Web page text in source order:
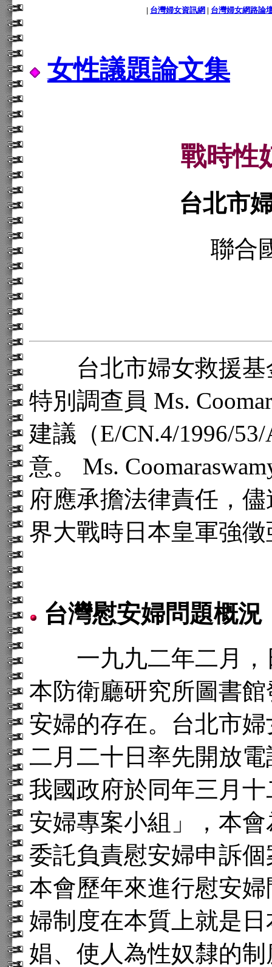
| 台灣婦女資訊網 | 台灣婦女網路論
女性議題論文集
戰時性
台北市
聯合
台北市婦女救援基
特別調查員 Ms.
建議（E/CN.4/1996/
意。 Ms.
府應承擔法律責任，
界大戰時日本皇軍強
台灣慰安婦問題概況
一九九二年二月，
本防衛廳研究所圖書
安婦的存在。台北市
二月二十日率先開放
我國政府於同年三月
安婦專案小組」，本
委託負責慰安婦申訴
本會歷年來進行慰安
婦制度在本質上就是
娼、使人為性奴隸的制